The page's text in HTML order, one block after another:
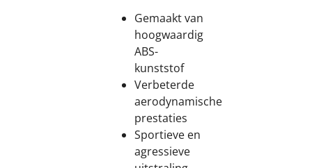
Gemaakt van
hoogwaardig
ABS-
kunststof
Verbeterde
aerodynamische
prestaties
Sportieve en
agressieve